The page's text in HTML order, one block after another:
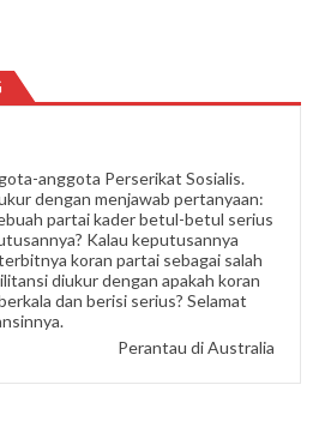
anggota Perserikat Sosialis.
dengan menjawab pertanyaan:
partai kader betul-betul serius
Kalau keputusannya
koran partai sebagai salah
diukur dengan apakah koran
dan berisi serius? Selamat
Perantau di Australia